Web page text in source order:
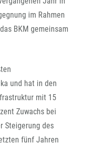
im Rahmen
BKM gemeinsam
und hat in den
mit 15
Zuwachs bei
Steigerung des
fünf Jahren